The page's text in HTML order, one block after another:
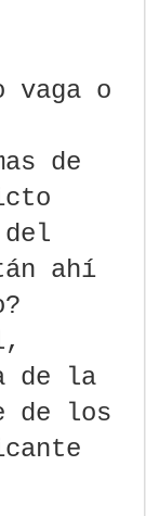
vaga o
de
ahí
de la
de los